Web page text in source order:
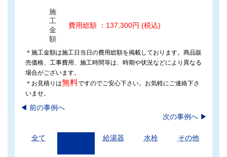
施
工
金
額
費用総額 ：137,300円 (税込)
＊施工金額は施工日当日の費用総額を掲載しております。商品販
売価格、工事費用、施工時間等は、時期や状況などにより異なる
場合がございます。
＊お見積りは無料ですのでご安心下さい。お気軽にご連絡下さ
いませ。
◀︎ 前の事例へ
次の事例へ ▶
全て 給湯器 水栓 その他